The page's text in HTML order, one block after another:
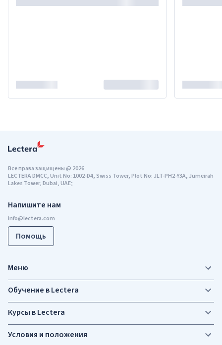
Напишите нам
Помощь
Все права защищены@ 2026
LECTERA DMCC, Unit No: 1002-D4, Swiss Tower, Plot No: JLT-PH2-Y3A, Jumeirah
Lakes Tower, Dubai, UAE;
Меню
Обучение в Lectera
Курсы в Lectera
Условия и положения